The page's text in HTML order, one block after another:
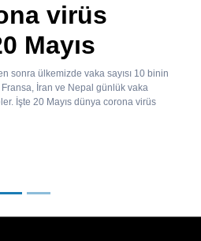
virüs
Mayıs
sonra ülkemizde vaka sayısı 10 binin
İran ve Nepal günlük vaka
İşte 20 Mayıs dünya corona virüs